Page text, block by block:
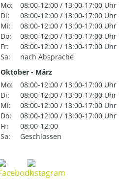
Mo:
08:00-12:00 / 13:00-17:00 Uhr
Di:
08:00-12:00 / 13:00-17:00 Uhr
Mi:
08:00-12:00 / 13:00-17:00 Uhr
Do:
08:00-12:00 / 13:00-17:00 Uhr
Fr:
08:00-12:00 / 13:00-17:00 Uhr
Sa:
nach Absprache
Oktober - März
Mo:
08:00-12:00 / 13:00-17:00 Uhr
Di:
08:00-12:00 / 13:00-17:00 Uhr
Mi:
08:00-12:00 / 13:00-17:00 Uhr
Do:
08:00-12:00 / 13:00-17:00 Uhr
Fr:
08:00-12:00
Sa:
Geschlossen